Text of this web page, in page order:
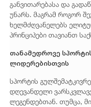
განვითარებასა და
უნარს. მაგრამ როგორ
ხელმძღვანელებს
პრინციპები თავიანთ
თანამედროვე
ლიდერებისთვის
სპორტის
დღევანდელი
ლეგენდებთან. თუმცა,